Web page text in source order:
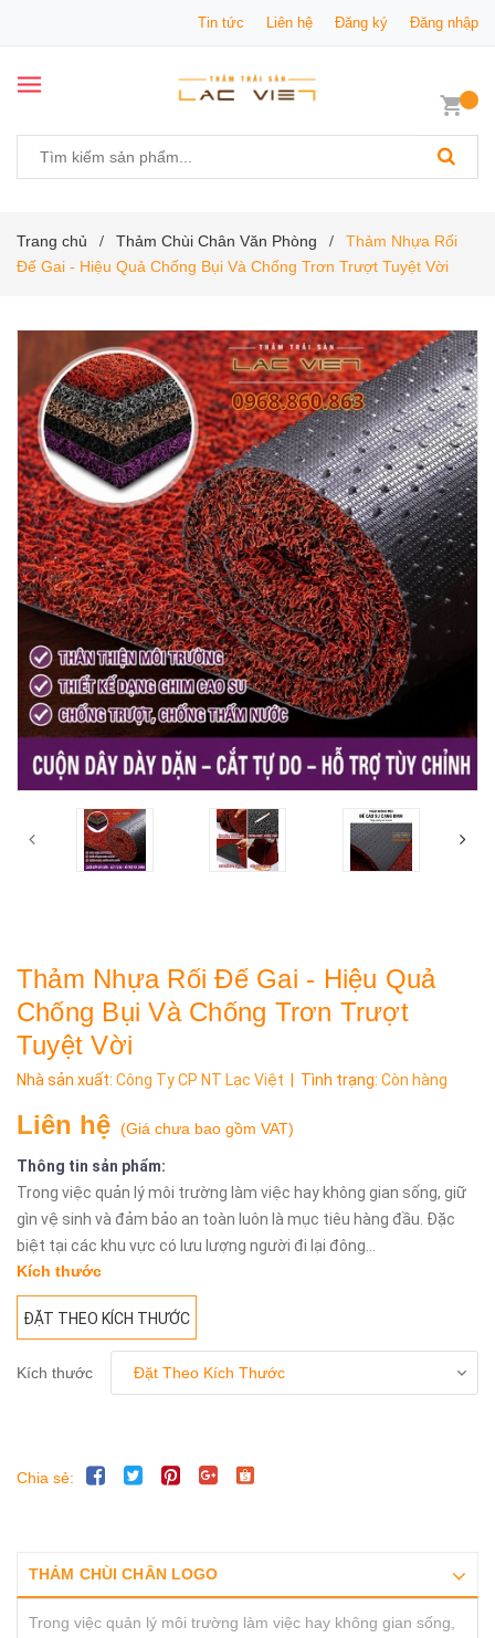
Tin tức Liên hệ Đăng ký Đăng nhập
Trang chủ / Thảm Chùi Chân Văn Phòng /
Thảm Nhựa Rối
Đế Gai - Hiệu Quả Chống Bụi Và Chống Trơn Trượt Tuyệt Vời
Thảm Nhựa Rối Đế Gai - Hiệu Quả
Chống Bụi Và Chống Trơn Trượt
Tuyệt Vời
Nhà sản xuất: Công Ty CP NT Lạc Việt | Tình trạng: Còn hàng
Liên hệ (Giá chưa bao gồm VAT)
Thông tin sản phẩm:
Trong việc quản lý môi trường làm việc hay không gian sống, giữ
gìn vệ sinh và đảm bảo an toàn luôn là mục tiêu hàng đầu. Đặc
biệt tại các khu vực có lưu lượng người đi lại đông...
Kích thước
ĐẶT THEO KÍCH THƯỚC
Kích thước
Chia sẻ:
THẢM CHÙI CHÂN LOGO
Trong việc quản lý môi trường làm việc hay không gian sống,